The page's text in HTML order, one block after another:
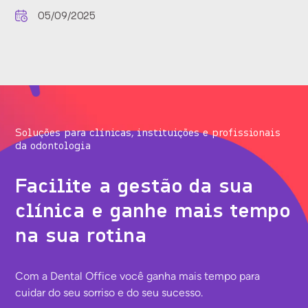
05/09/2025
Soluções para clínicas, instituições e profissionais
da odontologia
Facilite a gestão da sua
clínica e ganhe mais tempo
na sua rotina
Com a Dental Office você ganha mais tempo para
cuidar do seu sorriso e do seu sucesso.